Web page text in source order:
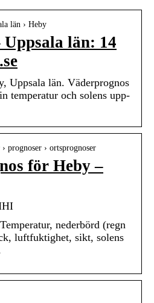
län › Heby
län: 14
Uppsala län. Väderprognos
temperatur och solens upp-
prognoser › ortsprognoser
för Heby –
nederbörd (regn
luftfuktighet, sikt, solens